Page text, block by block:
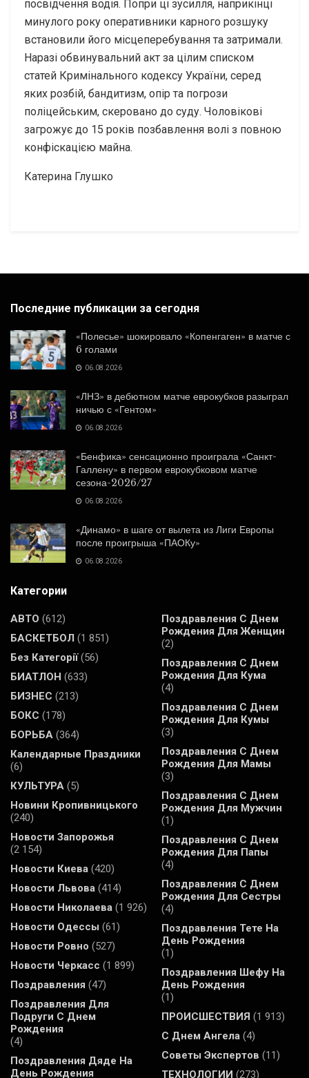
посвідчення водія. Попри ці зусилля, наприкінці
минулого року оперативники карного розшуку
встановили його місцеперебування та затримали.
Наразі обвинувальний акт за цілим списком
статей Кримінального кодексу України, серед
яких розбій, бандитизм, опір та погрози
поліцейським, скеровано до суду. Чоловікові
загрожує до 15 років позбавлення волі з повною
конфіскацією майна.
Катерина Глушко
Последние публикации за сегодня
«Полесье» шокировало «Копенгаген» в матче с
6 голами
06.08.2026
«ЛНЗ» в дебютном матче еврокубков разыграл
ничью с «Гентом»
06.08.2026
«Бенфика» сенсационно проиграла «Санкт-
Галлену» в первом еврокубковом матче
сезона-2026/27
06.08.2026
«Динамо» в шаге от вылета из Лиги Европы
после проигрыша «ПАОКу»
06.08.2026
Категории
АВТО (612)
БАСКЕТБОЛ (1 851)
Без Категорії(56)
БИАТЛОН (633)
БИЗНЕС (213)
БОКС (178)
БОРЬБА (364)
Календарные Праздники
(6)
КУЛЬТУРА (5)
Новини Кропивницького
(240)
Новости Запорожья
(2 154)
Новости Киева (420)
Новости Львова (414)
Новости Николаева (1 926)
Новости Одессы (61)
Новости Ровно (527)
Новости Черкасс (1 899)
Поздравления (47)
Поздравления Для
Подруги С Днем
Рождения
(4)
Поздравления Дяде На
День Рождения
Поздравления С Днем
Рождения Для Женщин
(2)
Поздравления С Днем
Рождения Для Кума
(4)
Поздравления С Днем
Рождения Для Кумы
(3)
Поздравления С Днем
Рождения Для Мамы
(3)
Поздравления С Днем
Рождения Для Мужчин
(1)
Поздравления С Днем
Рождения Для Папы
(4)
Поздравления С Днем
Рождения Для Сестры
(4)
Поздравления Тете На
День Рождения
(1)
Поздравления Шефу На
День Рождения
(1)
ПРОИСШЕСТВИЯ (1 913)
С Днем Ангела (4)
Советы Экспертов (11)
ТЕХНОЛОГИИ (273)